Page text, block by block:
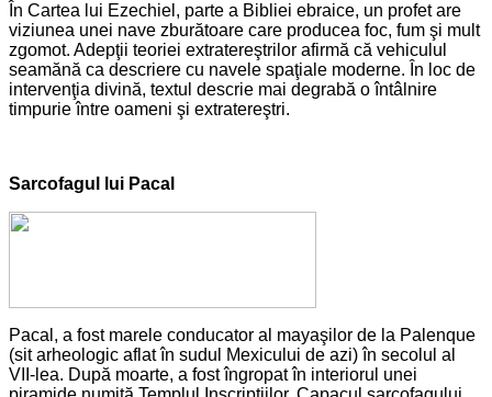
În Cartea lui Ezechiel, parte a Bibliei ebraice, un profet are
viziunea unei nave zburătoare care producea foc, fum şi mult
zgomot. Adepţii teoriei extratereştrilor afirmă că vehiculul
seamănă ca descriere cu navele spaţiale moderne. În loc de
intervenţia divină, textul descrie mai degrabă o întâlnire
timpurie între oameni şi extratereştri.
Sarcofagul lui Pacal
Pacal, a fost marele conducator al mayaşilor de la Palenque
(sit arheologic aflat în sudul Mexicului de azi) în secolul al
VII-lea. După moarte, a fost îngropat în interiorul unei